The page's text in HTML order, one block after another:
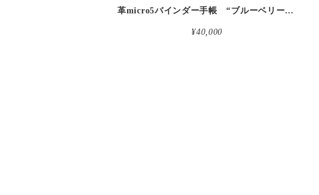
革micro5バインダー手帳 “ブルーベリー・レモンシェイク 昼下がりのお茶会” 本革
¥40,000